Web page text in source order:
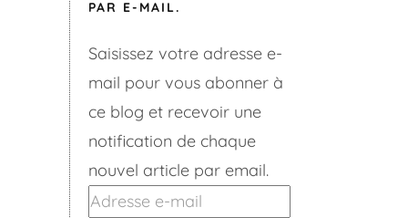
PAR E-MAIL.
Saisissez votre adresse e-
mail pour vous abonner à
ce blog et recevoir une
notification de chaque
nouvel article par email.
Adresse